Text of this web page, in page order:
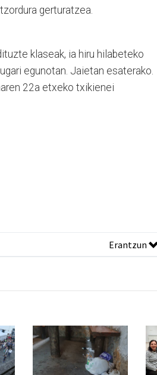
gerturatzea.
klaseak, ia hiru hilabeteko
egunotan. Jaietan esaterako.
22a etxeko txikienei
Erantzun